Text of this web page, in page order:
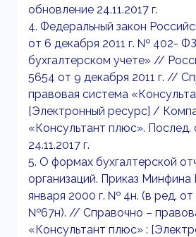
обновление 24.11.2017 г.
4. Федеральный закон
от 6 декабря 2011 г. № 402-
бухгалтерском учете» //
5654 от 9 декабря 2011 г. //
правовая система
[Электронный ресурс] /
«Консультант плюс». Послед.
24.11.2017 г.
5. О формах бухгалтерской
организаций. Приказ Минфина
января 2000 г. № 4н. (в ред. от
№67н). // Справочно –
«Консультант плюс» :